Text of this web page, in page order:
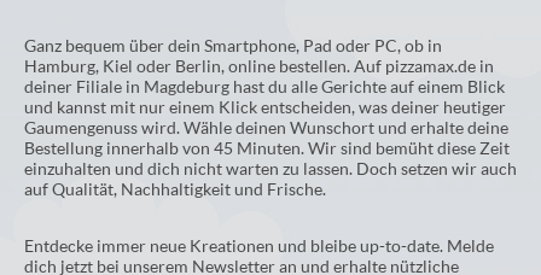
Ganz bequem über dein Smartphone, Pad oder PC, ob in
Hamburg, Kiel oder Berlin, online bestellen. Auf pizzamax.de in
deiner Filiale in Magdeburg hast du alle Gerichte auf einem Blick
und kannst mit nur einem Klick entscheiden, was deiner heutiger
Gaumengenuss wird. Wähle deinen Wunschort und erhalte deine
Bestellung innerhalb von 45 Minuten. Wir sind bemüht diese Zeit
einzuhalten und dich nicht warten zu lassen. Doch setzen wir auch
auf Qualität, Nachhaltigkeit und Frische.
Entdecke immer neue Kreationen und bleibe up-to-date. Melde
dich jetzt bei unserem Newsletter an und erhalte nützliche